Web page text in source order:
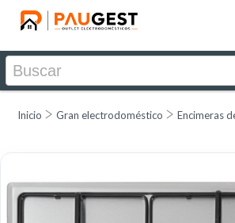
Inicio Gran electrodoméstico Encimeras